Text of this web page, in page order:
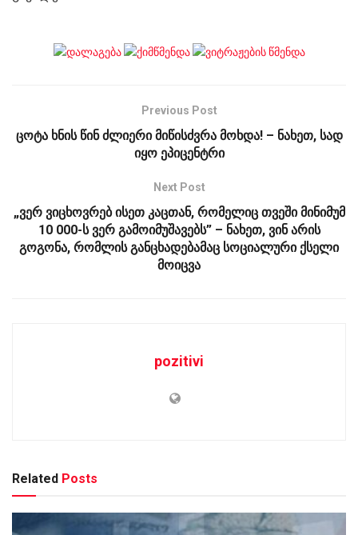
Previous Post
ცოტა ხნის წინ ძლიერი მიწისძვრა მოხდა! – ნახეთ, სად
იყო ეპიცენტრი
Next Post
„ვერ ვიცხოვრებ ისეთ კაცთან, რომელიც თვეში მინიმუმ
10 000-ს ვერ გამოიმუშავებს” – ნახეთ, ვინ არის
გოგონა, რომლის განცხადებამაც სოციალური ქსელი
მოიცვა
pozitivi
Related Posts